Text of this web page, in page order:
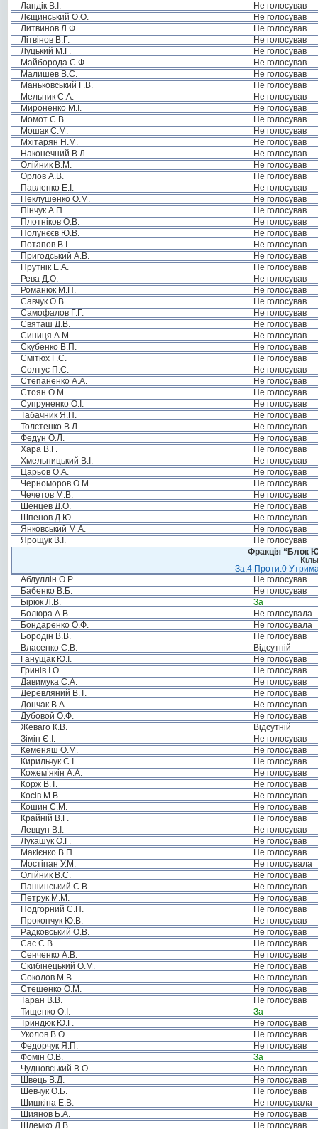
Ландік В.І.
Не голосував
Лєщинський О.О.
Не голосував
Литвинов Л.Ф.
Не голосував
Літвінов В.Г.
Не голосував
Луцький М.Г.
Не голосував
Майборода С.Ф.
Не голосував
Малишев В.С.
Не голосував
Маньковський Г.В.
Не голосував
Мельник С.А.
Не голосував
Мироненко М.І.
Не голосував
Момот С.В.
Не голосував
Мошак С.М.
Не голосував
Мхітарян Н.М.
Не голосував
Наконечний В.Л.
Не голосував
Олійник В.М.
Не голосував
Орлов А.В.
Не голосував
Павленко Е.І.
Не голосував
Пеклушенко О.М.
Не голосував
Пінчук А.П.
Не голосував
Плотніков О.В.
Не голосував
Полунєєв Ю.В.
Не голосував
Потапов В.І.
Не голосував
Пригодський А.В.
Не голосував
Прутнік Е.А.
Не голосував
Рева Д.О.
Не голосував
Романюк М.П.
Не голосував
Савчук О.В.
Не голосував
Самофалов Г.Г.
Не голосував
Святаш Д.В.
Не голосував
Синиця А.М.
Не голосував
Скубенко В.П.
Не голосував
Смітюх Г.Є.
Не голосував
Солтус П.С.
Не голосував
Степаненко А.А.
Не голосував
Стоян О.М.
Не голосував
Супруненко О.І.
Не голосував
Табачник Я.П.
Не голосував
Толстенко В.Л.
Не голосував
Федун О.Л.
Не голосував
Хара В.Г.
Не голосував
Хмельницький В.І.
Не голосував
Царьов О.А.
Не голосував
Черноморов О.М.
Не голосував
Чечетов М.В.
Не голосував
Шенцев Д.О.
Не голосував
Шпенов Д.Ю.
Не голосував
Янковський М.А.
Не голосував
Ярощук В.І.
Не голосував
Фракція “Блок
За:4 Проти:0
Абдуллін О.Р.
Не голосував
Бабенко В.Б.
Не голосував
Бірюк Л.В.
За
Болюра А.В.
Не голосувала
Бондаренко О.Ф.
Не голосувала
Бородін В.В.
Не голосував
Власенко С.В.
Відсутній
Ганущак Ю.І.
Не голосував
Гринів І.О.
Не голосував
Давимука С.А.
Не голосував
Деревляний В.Т.
Не голосував
Дончак В.А.
Не голосував
Дубовой О.Ф.
Не голосував
Жеваго К.В.
Відсутній
Зімін Є.І.
Не голосував
Кеменяш О.М.
Не голосував
Кирильчук Є.І.
Не голосував
Кожем’якін А.А.
Не голосував
Корж В.Т.
Не голосував
Косів М.В.
Не голосував
Кошин С.М.
Не голосував
Крайній В.Г.
Не голосував
Левцун В.І.
Не голосував
Лукашук О.Г.
Не голосував
Макієнко В.П.
Не голосував
Мостіпан У.М.
Не голосувала
Олійник В.С.
Не голосував
Пашинський С.В.
Не голосував
Петрук М.М.
Не голосував
Подгорний С.П.
Не голосував
Прокопчук Ю.В.
Не голосував
Радковський О.В.
Не голосував
Сас С.В.
Не голосував
Сенченко А.В.
Не голосував
Скибінецький О.М.
Не голосував
Соколов М.В.
Не голосував
Стешенко О.М.
Не голосував
Таран В.В.
Не голосував
Тищенко О.І.
За
Триндюк Ю.Г.
Не голосував
Уколов В.О.
Не голосував
Федорчук Я.П.
Не голосував
Фомін О.В.
За
Чудновський В.О.
Не голосував
Швець В.Д.
Не голосував
Шевчук О.Б.
Не голосував
Шишкіна Е.В.
Не голосувала
Шиянов Б.А.
Не голосував
Шлемко Д.В.
Не голосував